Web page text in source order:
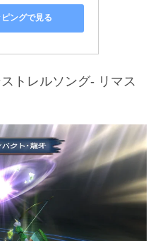
ングで見る
トレルソング- リマス